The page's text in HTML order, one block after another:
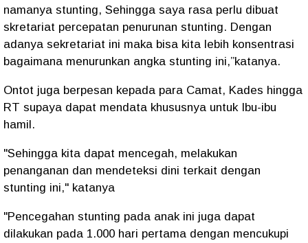
namanya stunting, Sehingga saya rasa perlu dibuat
skretariat percepatan penurunan stunting. Dengan
adanya sekretariat ini maka bisa kita lebih konsentrasi
bagaimana menurunkan angka stunting ini,”katanya.
Ontot juga berpesan kepada para Camat, Kades hingga
RT supaya dapat mendata khususnya untuk Ibu-ibu
hamil.
"Sehingga kita dapat mencegah, melakukan
penanganan dan mendeteksi dini terkait dengan
stunting ini," katanya
"Pencegahan stunting pada anak ini juga dapat
dilakukan pada 1.000 hari pertama dengan mencukupi